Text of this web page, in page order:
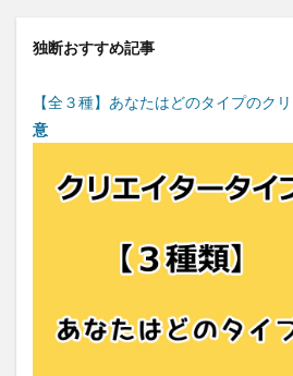
独断おすすめ記事
【全３種】あなたはどのタイプのク
意